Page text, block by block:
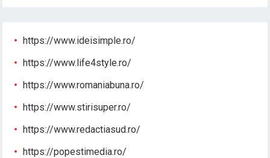
https://www.ideisimple.ro/
https://www.life4style.ro/
https://www.romaniabuna.ro/
https://www.stirisuper.ro/
https://www.redactiasud.ro/
https://popestimedia.ro/